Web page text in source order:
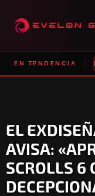
EN TENDENCIA
EL
AVISA:
SCROLLS 6